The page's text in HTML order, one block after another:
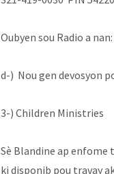
Oubyen sou Radio a
d-) Nou gen devosyon
3-) Children Ministries ‬
‪Sè Blandine ap
ki disponib pou travay